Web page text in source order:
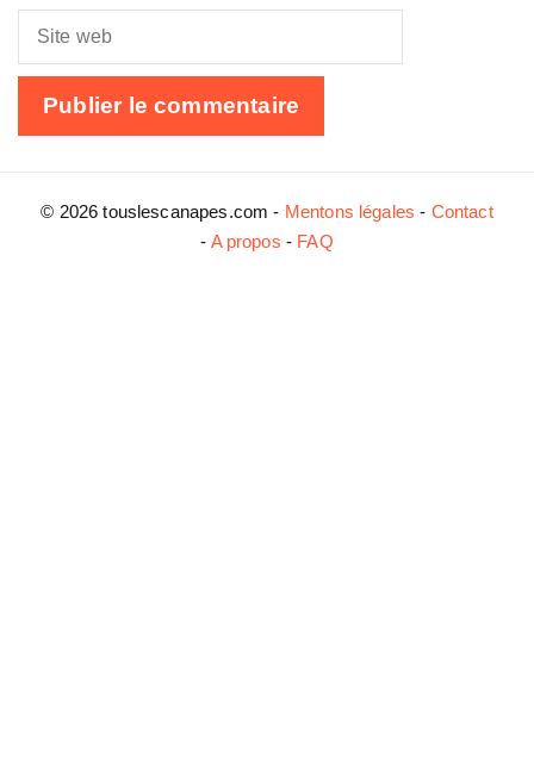
Site
© 2026 touslescanapes.com - Mentons légales - Contact
- A propos - FAQ